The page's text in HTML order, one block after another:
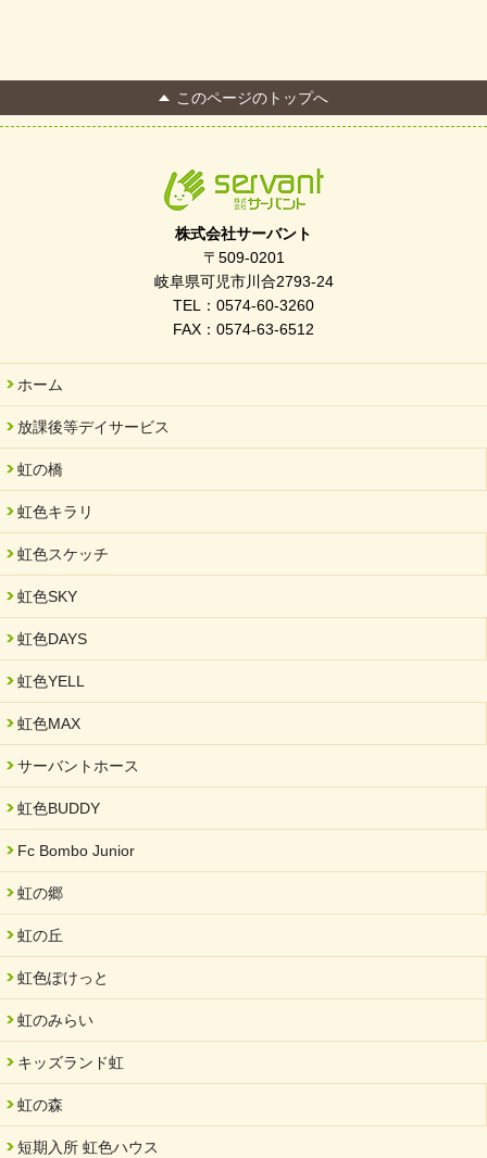
このページのトップへ
株式会社サーバント
〒509-0201
岐阜県可児市川合2793-24
TEL：0574-60-3260
FAX：0574-63-6512
ホーム
放課後等デイサービス
虹の橋
虹色キラリ
虹色スケッチ
虹色SKY
虹色DAYS
虹色YELL
虹色MAX
サーバントホース
虹色BUDDY
Fc Bombo Junior
虹の郷
虹の丘
虹色ぽけっと
虹のみらい
キッズランド虹
虹の森
短期入所 虹色ハウス